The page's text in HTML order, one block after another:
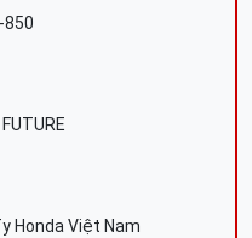
850
Honda Việt Nam